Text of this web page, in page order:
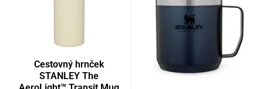
Cestovný hrnček
STANLEY The